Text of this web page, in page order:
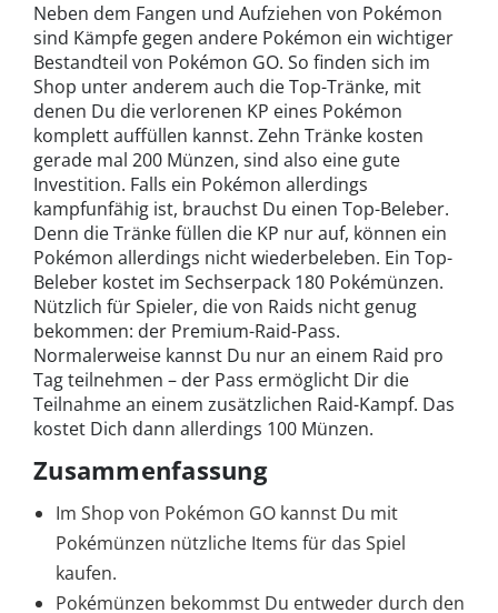
Neben dem Fangen und Aufziehen von Pokémon
sind Kämpfe gegen andere Pokémon ein wichtiger
Bestandteil von Pokémon GO. So finden sich im
Shop unter anderem auch die Top-Tränke, mit
denen Du die verlorenen KP eines Pokémon
komplett auffüllen kannst. Zehn Tränke kosten
gerade mal 200 Münzen, sind also eine gute
Investition. Falls ein Pokémon allerdings
kampfunfähig ist, brauchst Du einen Top-Beleber.
Denn die Tränke füllen die KP nur auf, können ein
Pokémon allerdings nicht wiederbeleben. Ein Top-
Beleber kostet im Sechserpack 180 Pokémünzen.
Nützlich für Spieler, die von Raids nicht genug
bekommen: der Premium-Raid-Pass.
Normalerweise kannst Du nur an einem Raid pro
Tag teilnehmen – der Pass ermöglicht Dir die
Teilnahme an einem zusätzlichen Raid-Kampf. Das
kostet Dich dann allerdings 100 Münzen.
Zusammenfassung
Im Shop von Pokémon GO kannst Du mit
Pokémünzen nützliche Items für das Spiel
kaufen.
Pokémünzen bekommst Du entweder durch den